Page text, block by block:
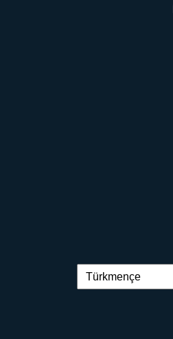
Dil çalşyryş: